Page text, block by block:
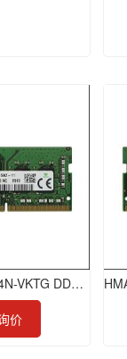
HMA84GR7DJR4N-VKTG DDR4 32GB 2666 RDIMM
价